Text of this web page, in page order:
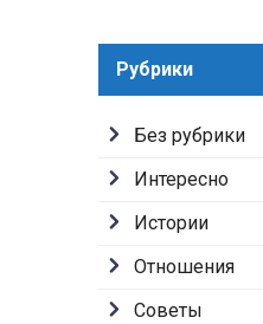
Рубрики
Без рубрики
Интересно
Истории
Отношения
Советы